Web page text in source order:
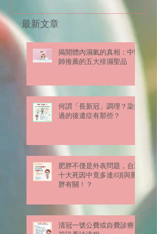
最新文章
揭開體內濕氣的真相：中醫
師推薦的五大排濕聖品
何謂「長新冠」調理？染疫
過的後遺症有那些？
肥胖不僅是外表問題，台灣
十大死因中竟多達8項與肥
胖有關！？
清冠一號公費或自費診療